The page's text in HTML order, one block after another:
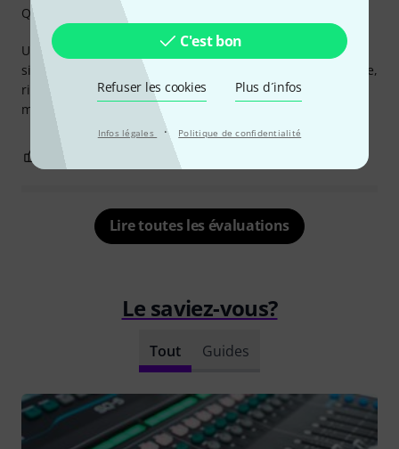
C'est bon
Refuser les cookies Plus d´infos
Infos légales · Politique de confidentialité
Un Câble MIC-FLEX 110 ohms extrêmement souple en
silicone, des connecteurs XLR Neutrik de très bonne facture,
rien à redire sur la qualité de ce câble qui me sert à relier
mes équipements en numérique.
Qualité de fabrication
SIGNALER L'ÉVALUATION
Lire toutes les évaluations
Le saviez-vous?
Tout Guides